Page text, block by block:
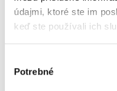
údajmi, ktoré ste im
keď ste používali ich
súhlasu
Potrebné